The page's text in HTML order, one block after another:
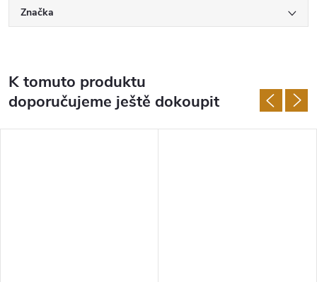
Značka
K tomuto produktu
doporučujeme ještě dokoupit